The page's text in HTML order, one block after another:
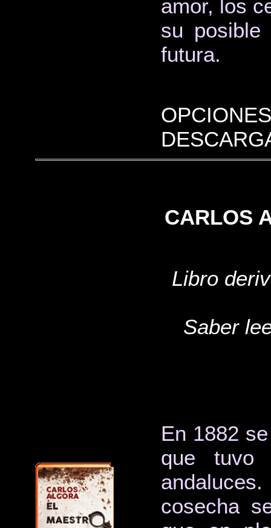
amor, los
su posible
futura.
CARLOS
Libro
Saber
En 1882
que tuvo
cosecha